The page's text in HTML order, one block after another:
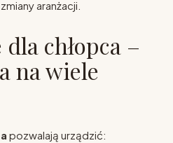
aranżacji.
chłopca –
na wiele
pozwalają urządzić: